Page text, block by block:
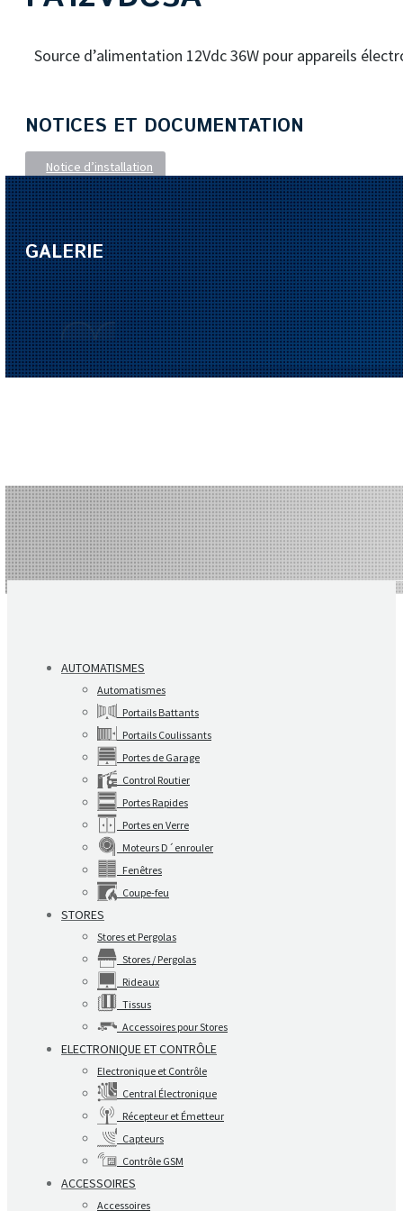
Source d’alimentation 12Vdc 36W pour appareils
NOTICES ET DOCUMENTATION
Notice d’installation
GALERIE
AUTOMATISMES
Automatismes
Portails Battants
Portails Coulissants
Portes de Garage
Control Routier
Portes Rapides
Portes en Verre
Moteurs D´enrouler
Fenêtres
Coupe-feu
STORES
Stores et Pergolas
Stores / Pergolas
Rideaux
Tissus
Accessoires pour Stores
ELECTRONIQUE ET CONTRÔLE
Electronique et Contrôle
Central Électronique
Récepteur et Émetteur
Capteurs
Contrôle GSM
ACCESSOIRES
Accessoires